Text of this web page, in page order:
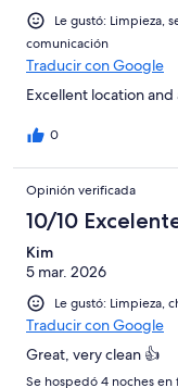
Le gustó: Limpieza,
comunicación
Traducir con Google
Excellent location
0
Opinión verificada
10/10
Kim
5 mar. 2026
Le gustó: Limpieza,
Traducir con Google
Great, very clean 👍
Se hospedó 4 noches